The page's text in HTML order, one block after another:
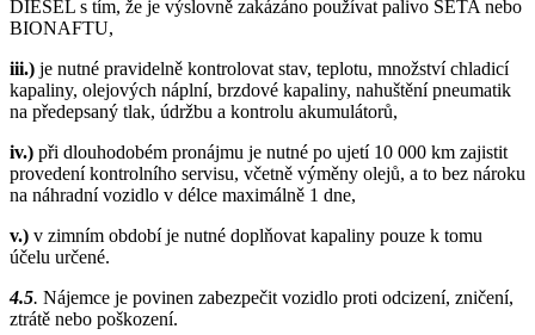
DIESEL s tím, že je výslovně zakázáno používat palivo SETA nebo
BIONAFTU,
iii.) je nutné pravidelně kontrolovat stav, teplotu, množství chladicí
kapaliny, olejových náplní, brzdové kapaliny, nahuštění pneumatik
na předepsaný tlak, údržbu a kontrolu akumulátorů,
iv.) při dlouhodobém pronájmu je nutné po ujetí 10 000 km zajistit
provedení kontrolního servisu, včetně výměny olejů, a to bez nároku
na náhradní vozidlo v délce maximálně 1 dne,
v.) v zimním období je nutné doplňovat kapaliny pouze k tomu
účelu určené.
4.5. Nájemce je povinen zabezpečit vozidlo proti odcizení, zničení,
ztrátě nebo poškození.